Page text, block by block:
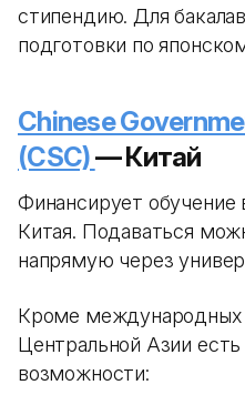
стипендию. Для
подготовки по
Chinese
(CSC)— Китай
Финансирует обучение
Китая. Подаваться
напрямую через
Кроме международных
Центральной Азии
возможности: